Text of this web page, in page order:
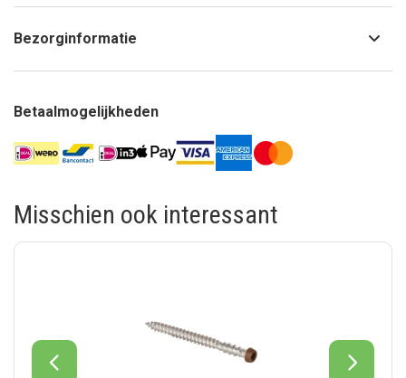
Bezorginformatie
Betaalmogelijkheden
Misschien ook interessant